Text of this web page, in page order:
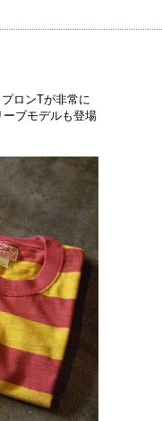
ロンTが非常に
ブモデルも登場